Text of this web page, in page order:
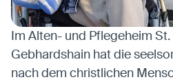
Im Alten- und Pflegeheim
Gebhardshain hat die
nach dem christlichen